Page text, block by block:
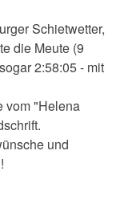
Schietwetter,
die Meute (9
2:58:05 - mit
vom "Helena
und